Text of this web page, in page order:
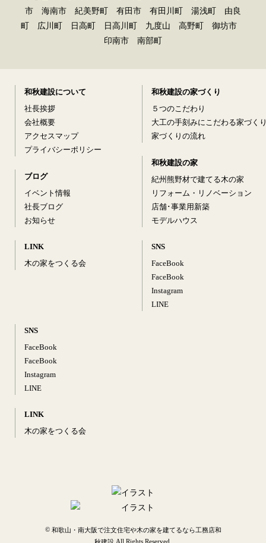
市 海南市 紀美野町 有田市 有田川町 湯浅町 由良
町 広川町 日高町 日高川町 九度山 高野町 御坊市
印南市 南部町
和秋建設について
社長挨拶
会社概要
アクセスマップ
プライバシーポリシー
ブログ
イベント情報
社長ブログ
お知らせ
LINK
木の家をつくる会
和秋建設の家づくり
５つのこだわり
大工の手刻みにこだわる家づく
家づくりの流れ
和秋建設の家
紀州熊野材で建てる木の家
リフォーム・リノベーション
店舗･事業用新築
モデルハウス
SNS
FaceBook
FaceBook
Instagram
LINE
SNS
FaceBook
FaceBook
Instagram
LINE
LINK
木の家をつくる会
© 和歌山・南大阪で注文住宅や木の家を建てるなら工務店和
All Rights Reserved.